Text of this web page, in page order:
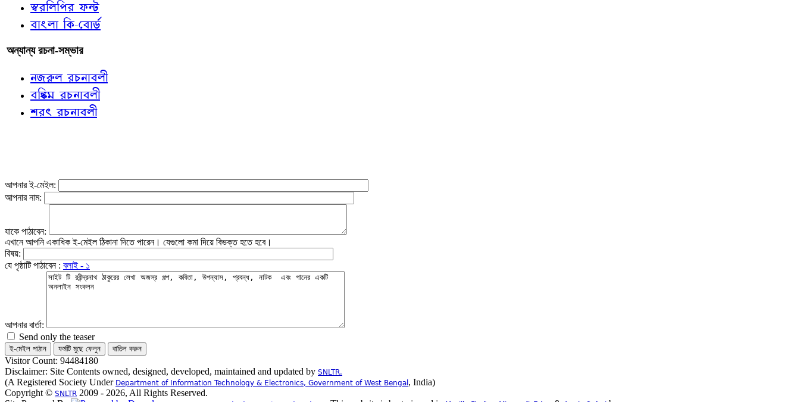
স্বরলিপির ফন্ট
বাংলা কি-বোর্ড
অন্যান্য রচনা-সম্ভার
নজরুল রচনাবলী
বঙ্কিম রচনাবলী
শরৎ রচনাবলী
আপনার ই-মেইল:
আপনার নাম:
যাকে পাঠাবেন:
এখানে আপনি একাধিক ই-মেইল ঠিকানা দিতে পারেন। যেগুলো কমা দিয়ে বিভক্ত হতে হবে।
বিষয়:
যে পৃষ্ঠাটি পাঠাবেন : বলাই - ১
আপনার বার্তা:
Send only the teaser
Visitor Count: 94484180
Disclaimer: Site Contents owned, designed, developed, maintained and updated by SNLTR.
(A Registered Society Under Department of Information Technology & Electronics, Government of West Bengal , India)
Copyright © SNLTR 2009 - 2026, All Rights Reserved.